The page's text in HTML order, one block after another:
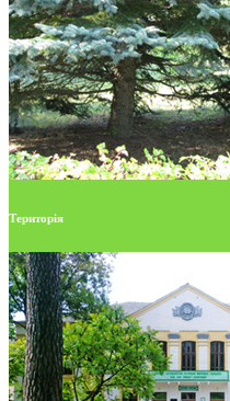
Територія